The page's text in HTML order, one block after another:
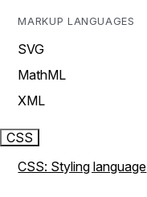
MARKUP LANGUAGES
SVG
MathML
XML
CSS
CSS: Styling language